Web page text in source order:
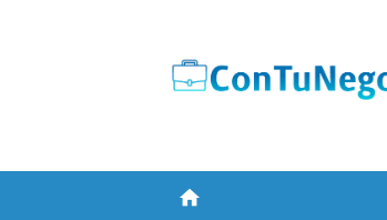
home